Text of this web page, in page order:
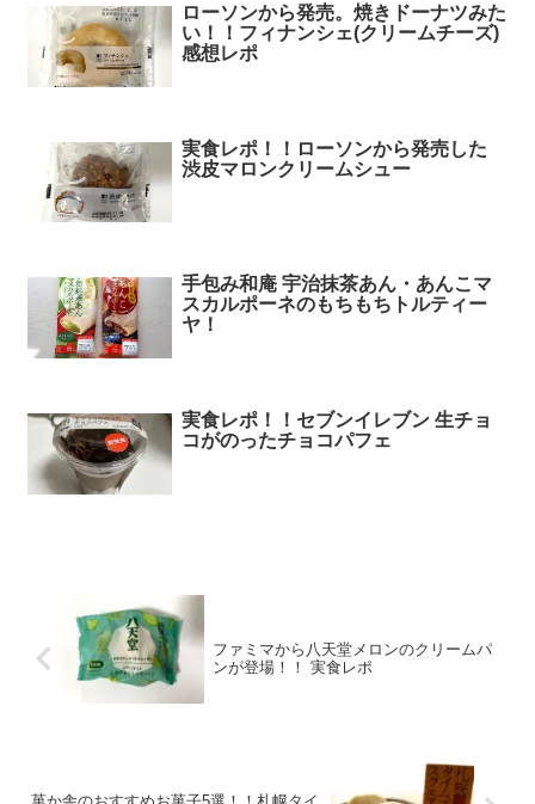
ローソンから発売。焼きドーナツみた
い！！フィナンシェ(クリームチーズ)
感想レポ
実食レポ！！ローソンから発売した
渋皮マロンクリームシュー
手包み和庵 宇治抹茶あん・あんこマ
スカルポーネのもちもちトルティー
ヤ！
実食レポ！！セブンイレブン 生チョ
コがのったチョコパフェ
ファミマから八天堂メロンのクリームパ
ンが登場！！ 実食レポ